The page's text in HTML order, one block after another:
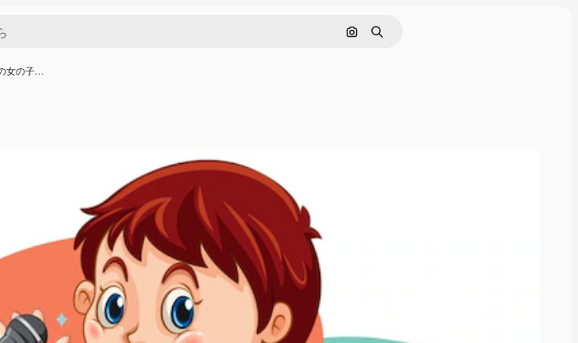
画像で検索
検索
女の子…